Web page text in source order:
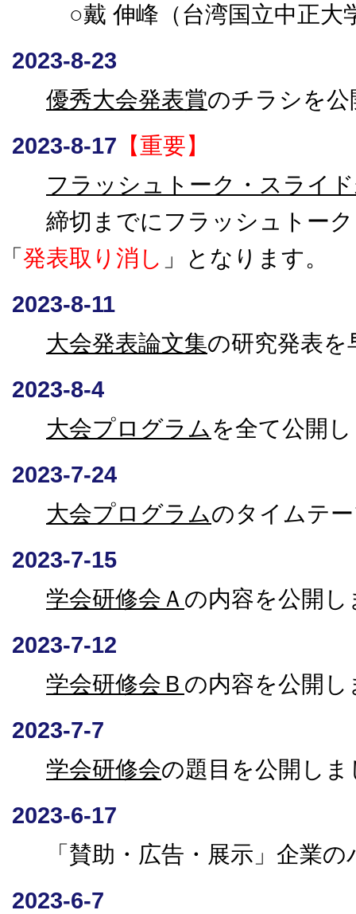
○戴 伸峰（台湾国立中正大学
2023-8-23
優秀大会発表賞のチラシを
2023-8-17 【重要】
フラッシュトーク・スライ
締切までにフラッシュトーク
「発表取り消し 」となります。
2023-8-11
大会発表論文集の研究発表
2023-8-4
大会プログラム を全て公開
2023-7-24
大会プログラムのタイムテ
2023-7-15
学会研修会Ａ の内容を公開し
2023-7-12
学会研修会Ｂ の内容を公開し
2023-7-7
学会研修会の題目を公開しま
2023-6-17
「賛助・広告・展示」企業の
2023-6-7